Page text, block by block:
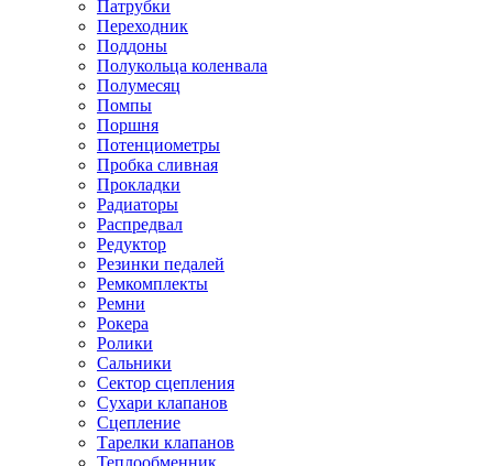
Патрубки
Переходник
Поддоны
Полукольца коленвала
Полумесяц
Помпы
Поршня
Потенциометры
Пробка сливная
Прокладки
Радиаторы
Распредвал
Редуктор
Резинки педалей
Ремкомплекты
Ремни
Рокера
Ролики
Сальники
Сектор сцепления
Сухари клапанов
Сцепление
Тарелки клапанов